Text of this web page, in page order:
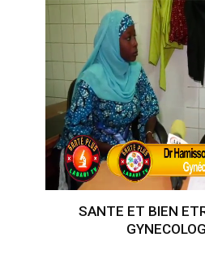
SANTE ET BIEN